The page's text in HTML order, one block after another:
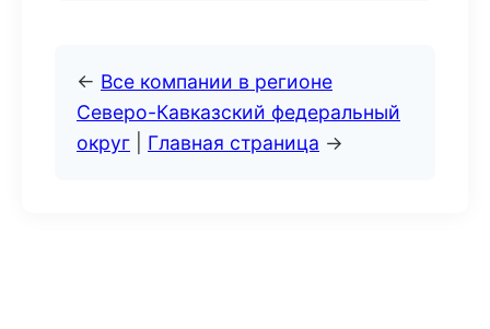
← Все компании в регионе
Северо-Кавказский федеральный
округ
Главная страница →